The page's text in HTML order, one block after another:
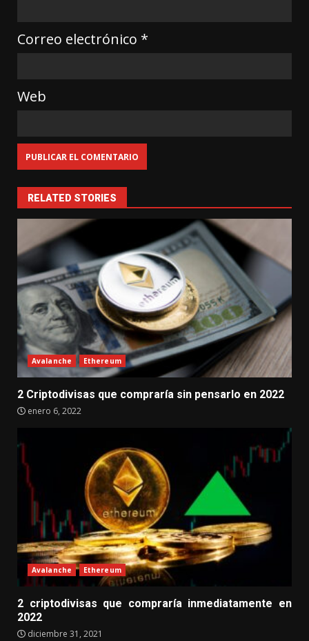
Correo electrónico *
Web
RELATED STORIES
Avalanche Ethereum
2 Criptodivisas que compraría sin pensarlo en 2022
enero 6, 2022
Avalanche Ethereum
2 criptodivisas que compraría inmediatamente en
2022
diciembre 31, 2021